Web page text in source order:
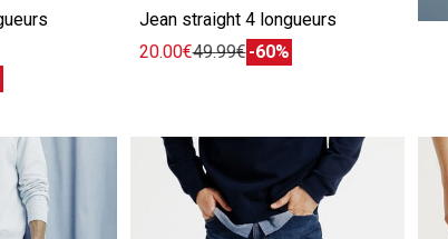
Jean straight 4 longueurs
20.00€49.99€-60%